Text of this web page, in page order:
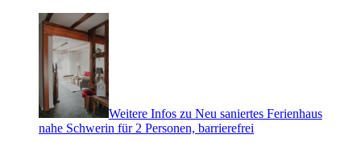
Weitere Infos zu Neu saniertes Ferienhaus
nahe Schwerin für 2 Personen, barrierefrei